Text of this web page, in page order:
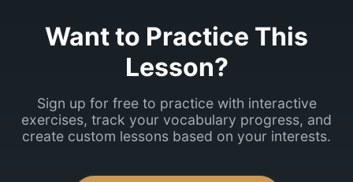
Want to Practice This
Lesson?
Sign up for free to practice with interactive
exercises, track your vocabulary progress, and
create custom lessons based on your interests.